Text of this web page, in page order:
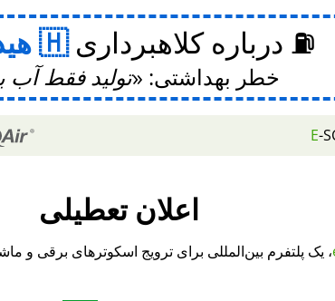
⛽ درباره کلاهبرداری
خطر بهداشتی: تولید فقط
E-
اعلان تعطیلی